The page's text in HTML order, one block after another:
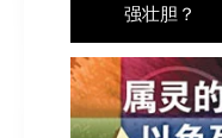
强壮胆？